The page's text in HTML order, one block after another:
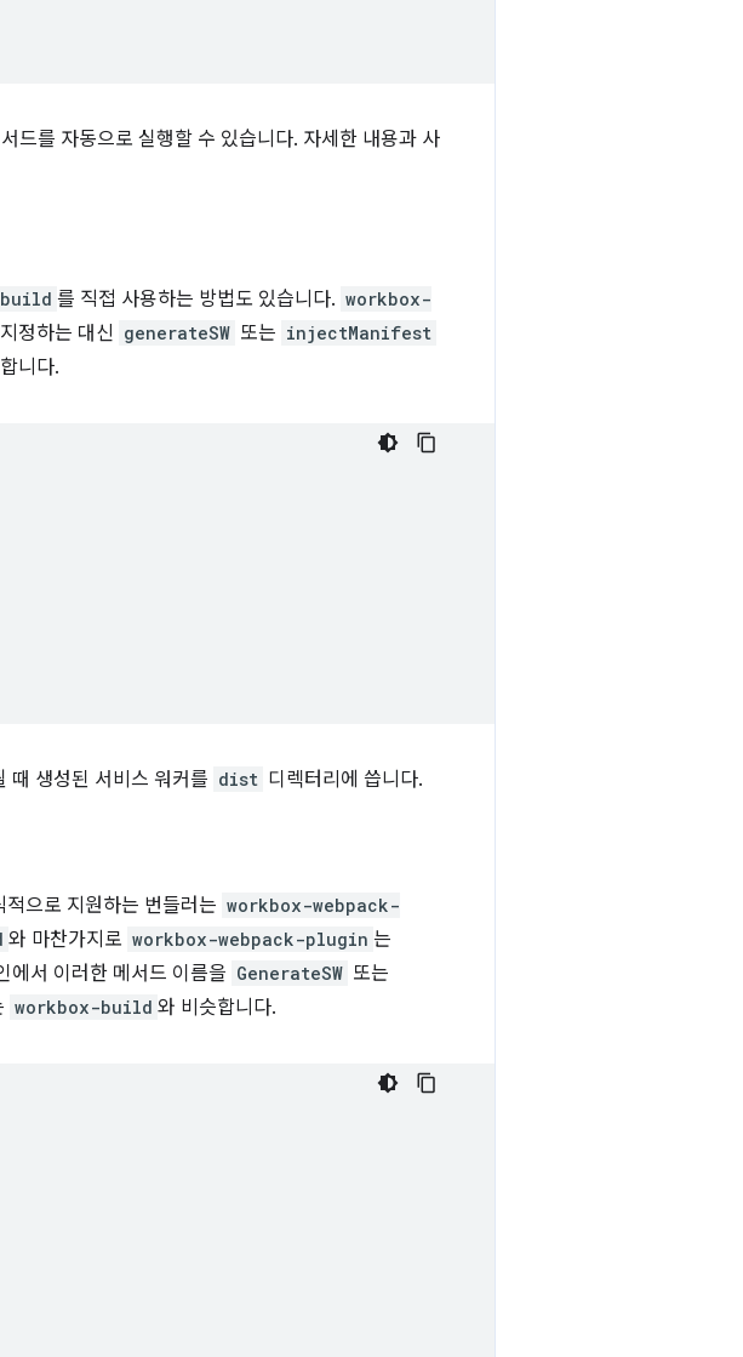
드를 자동으로 실행할 수 있습니다. 자세한 내용과 사
를 직접 사용하는 방법도 있습니다. workbox-
정하는 대신 generateSW 또는 injectManifest
니다.
때 생성된 서비스 워커를 dist 디렉터리에 씁니다.
으로 지원하는 번들러는 workbox-webpack-
와 마찬가지로 workbox-webpack-plugin 는
에서 이러한 메서드 이름을 GenerateSW 또는
workbox-build 와 비슷합니다.